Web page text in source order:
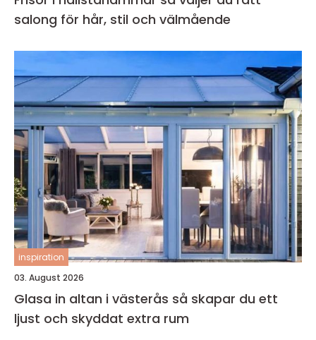
salong för hår, stil och välmående
inspiration
03. August 2026
Glasa in altan i västerås så skapar du ett
ljust och skyddat extra rum